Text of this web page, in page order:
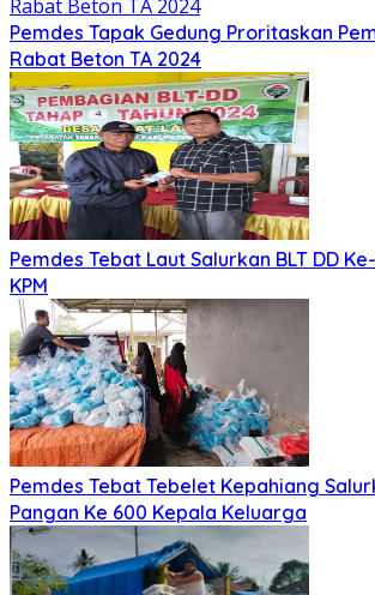
Pemdes Tapak Gedung Proritaskan
Rabat Beton TA 2024
Pemdes Tebat Laut Salurkan BLT DD
KPM
Pemdes Tebat Tebelet Kepahiang
Pangan Ke 600 Kepala Keluarga